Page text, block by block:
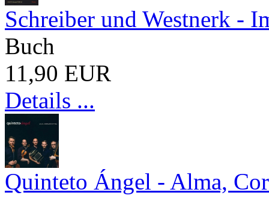
Schreiber und Westnerk -
Buch
11,90 EUR
Details ...
Quinteto Ángel - Alma,